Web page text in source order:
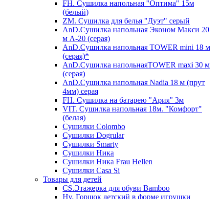
FH. Сушилка напольная "Оптима" 15м
(белый)
ZM. Сушилка для белья "Дуэт" серый
AnD.Сушилка напольная Эконом Макси 20
м А-20 (серая)
AnD.Сушилка напольная TOWER mini 18 м
(серая)*
AnD.Сушилка напольнаяTOWER maxi 30 м
(серая)
AnD.Сушилка напольная Nadia 18 м (прут
4мм) серая
FH. Сушилка на батарею "Ария" 3м
VIT. Сушилка напольная 18м. "Комфорт"
(белая)
Cушилки Colombo
Сушилки Dogrular
Сушилки Smarty
Сушилки Ника
Сушилки Ника Frau Hellen
Сушилки Сasa Si
Товары для детей
CS.Этажерка для обуви Bamboo
Hv. Горшок детский в форме игрушки